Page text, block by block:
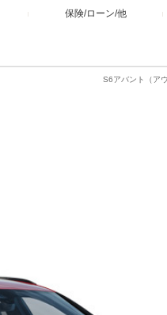
保険/ローン/他
S6アバント（ア